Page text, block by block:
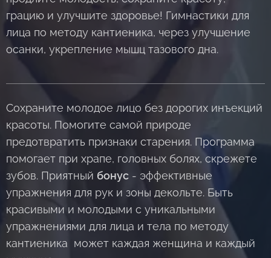
грацию и улучшите здоровье! Гимнастики для
лица по методу кантиеника, через улучшение
осанки, укрепление мышц тазового дна.
Сохраните молодое лицо без дорогих инъекций
красоты. Помогите самой природе
предотвратить признаки старения. Программа
помогает при храпе, головных болях, скрежете
зубов. Приятный бонус - эффективные
упражнения для рук и зоны декольте. Быть
красивыми и молодыми с уникальными
упражнениями для лица и тела по методу
кантиеника может каждая женщина и каждый